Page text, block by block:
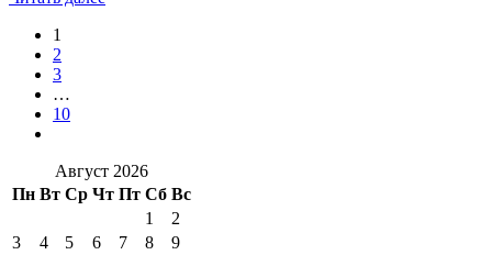
1
2
3
…
10
Август 2026
Пн Вт Ср Чт Пт Сб Вс
1
2
3
4 5 6 7 8
9